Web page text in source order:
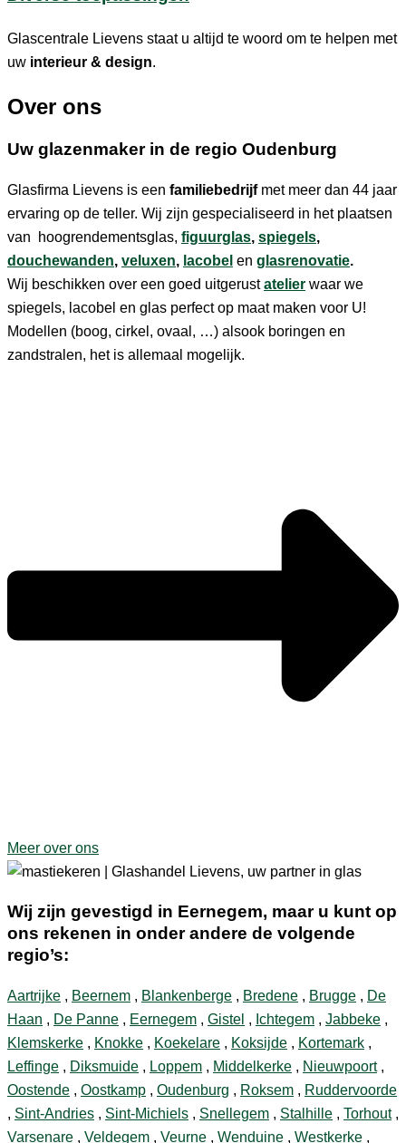
Glascentrale Lievens staat u altijd te woord om te helpen met
uw interieur & design.
Over ons
Uw glazenmaker in de regio Oudenburg
Glasfirma Lievens is een familiebedrijfmet meer dan 44 jaar
ervaring op de teller. Wij zijn gespecialiseerd in het plaatsen
van hoogrendementsglas, figuurglas, spiegels,
douchewanden, veluxen, lacobel en glasrenovatie.
Wij beschikken over een goed uitgerustatelier waar we
spiegels, lacobel en glas perfect op maat maken voor U!
Modellen (boog, cirkel, ovaal, …) alsook boringen en
zandstralen, het is allemaal mogelijk.
Meer over ons
Wij zijn gevestigd in Eernegem, maar u kunt op
ons rekenen in onder andere de volgende
regio’s:
Aartrijke , Beernem , Blankenberge , Bredene , Brugge , De
Haan , De Panne , Eernegem , Gistel , Ichtegem , Jabbeke ,
Klemskerke , Knokke , Koekelare , Koksijde , Kortemark ,
Leffinge , Diksmuide , Loppem , Middelkerke , Nieuwpoort,
Oostende , Oostkamp , Oudenburg , Roksem , Ruddervoorde
, Sint-Andries , Sint-Michiels , Snellegem , Stalhille , Torhout,
Varsenare , Veldegem , Veurne , Wenduine , Westkerke ,